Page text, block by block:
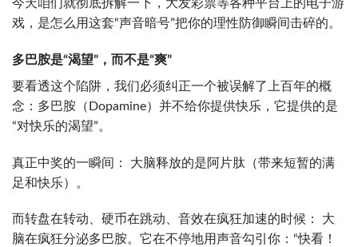
今天咱们就彻底拆解一下，大发彩票等各种平台上的电子游
戏，是怎么用这套“声音暗号”把你的理性防御瞬间击碎的。
多巴胺是“渴望”，而不是“爽”
要看透这个陷阱，我们必须纠正一个被误解了上百年的概
念：多巴胺（Dopamine）并不给你提供快乐，它提供的是
“对快乐的渴望”。
真正中奖的一瞬间： 大脑释放的是阿片肽（带来短暂的满
足和快乐）。
而转盘在转动、硬币在跳动、音效在疯狂加速的时候： 大
脑在疯狂分泌多巴胺。它在不停地用声音勾引你：“快看！